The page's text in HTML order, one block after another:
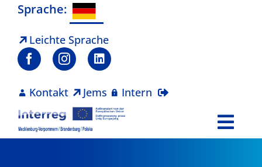
Zum
springen
Sprache:
Leichte Sprache
Kontakt Jems Intern